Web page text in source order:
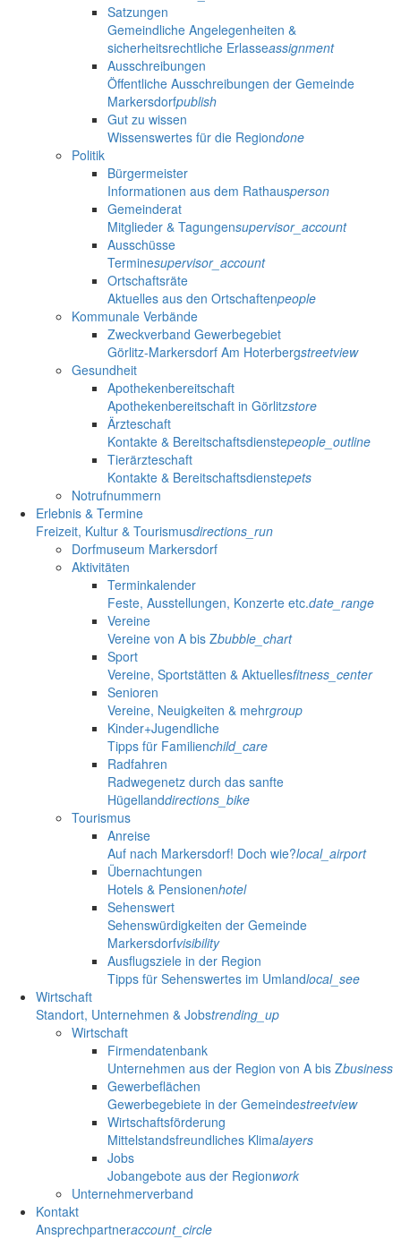
Satzungen
Gemeindliche Angelegenheiten &
sicherheitsrechtliche Erlasseassignment
Ausschreibungen
Öffentliche Ausschreibungen der Gemeinde
Markersdorfpublish
Gut zu wissen
Wissenswertes für die Regiondone
Politik
Bürgermeister
Informationen aus dem Rathausperson
Gemeinderat
Mitglieder & Tagungensupervisor_account
Ausschüsse
Terminesupervisor_account
Ortschaftsräte
Aktuelles aus den Ortschaftenpeople
Kommunale Verbände
Zweckverband Gewerbegebiet
Görlitz-Markersdorf Am Hoterbergstreetview
Gesundheit
Apothekenbereitschaft
Apothekenbereitschaft in Görlitzstore
Ärzteschaft
Kontakte & Bereitschaftsdienstepeople_outline
Tierärzteschaft
Kontakte & Bereitschaftsdienstepets
Notrufnummern
Erlebnis & Termine
Freizeit, Kultur & Tourismusdirections_run
Dorfmuseum Markersdorf
Aktivitäten
Terminkalender
Feste, Ausstellungen, Konzerte etc.date_range
Vereine
Vereine von A bis Zbubble_chart
Sport
Vereine, Sportstätten & Aktuellesfitness_center
Senioren
Vereine, Neuigkeiten & mehrgroup
Kinder+Jugendliche
Tipps für Familienchild_care
Radfahren
Radwegenetz durch das sanfte
Hügellanddirections_bike
Tourismus
Anreise
Auf nach Markersdorf! Doch wie?local_airport
Übernachtungen
Hotels & Pensionenhotel
Sehenswert
Sehenswürdigkeiten der Gemeinde
Markersdorfvisibility
Ausflugsziele in der Region
Tipps für Sehenswertes im Umlandlocal_see
Wirtschaft
Standort, Unternehmen & Jobstrending_up
Wirtschaft
Firmendatenbank
Unternehmen aus der Region von A bis Zbusiness
Gewerbeflächen
Gewerbegebiete in der Gemeindestreetview
Wirtschaftsförderung
Mittelstandsfreundliches Klimalayers
Jobs
Jobangebote aus der Regionwork
Unternehmerverband
Kontakt
Ansprechpartneraccount_circle